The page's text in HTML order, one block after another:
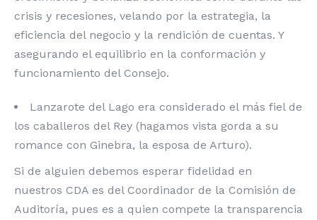
crisis y recesiones, velando por la estrategia, la
eficiencia del negocio y la rendición de cuentas. Y
asegurando el equilibrio en la conformación y
funcionamiento del Consejo.
Lanzarote del Lago era considerado el más fiel de
los caballeros del Rey (hagamos vista gorda a su
romance con Ginebra, la esposa de Arturo).
Si de alguien debemos esperar fidelidad en
nuestros CDA es del Coordinador de la Comisión de
Auditoría, pues es a quien compete la transparencia